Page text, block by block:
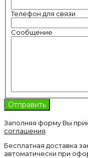
Телефон для связи
Сообщение
Заполняя форму Вы
соглашения
Бесплатная доставка
автоматически при